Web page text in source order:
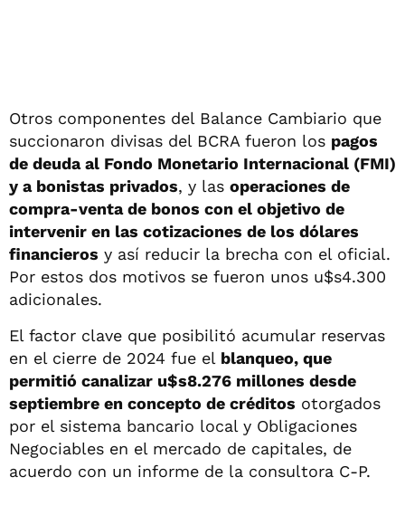
Otros componentes del Balance Cambiario que
succionaron divisas del BCRA fueron los pagos
de deuda al Fondo Monetario Internacional (FMI)
y a bonistas privados, y las operaciones de
compra-venta de bonos con el objetivo de
intervenir en las cotizaciones de los dólares
financieros y así reducir la brecha con el oficial.
Por estos dos motivos se fueron unos u$s4.300
adicionales.
El factor clave que posibilitó acumular reservas
en el cierre de 2024 fue el blanqueo, que
permitió canalizar u$s8.276 millones desde
septiembre en concepto de créditos otorgados
por el sistema bancario local y Obligaciones
Negociables en el mercado de capitales, de
acuerdo con un informe de la consultora C-P.